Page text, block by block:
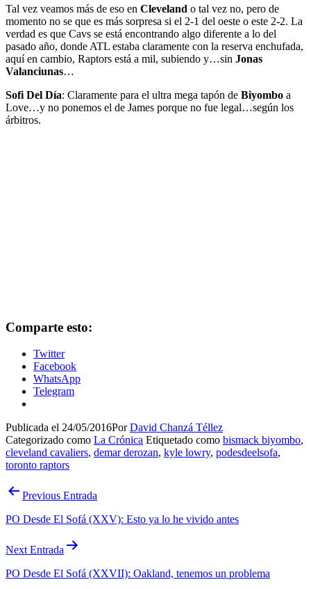
Tal vez veamos más de eso en Cleveland o tal vez no, pero de
momento no se que es más sorpresa si el 2-1 del oeste o este 2-2. La
verdad es que Cavs se está encontrando algo diferente a lo del
pasado año, donde ATL estaba claramente con la reserva enchufada,
aquí en cambio, Raptors está a mil, subiendo y…sin Jonas
Valanciunas…
Sofi Del Día: Claramente para el ultra mega tapón de Biyombo a
Love…y no ponemos el de James porque no fue legal…según los
árbitros.
Comparte esto:
Twitter
Facebook
WhatsApp
Telegram
Publicada el 24/05/2016PorDavid Chanzá Téllez
Categorizado como La Crónica Etiquetado como bismack biyombo,
cleveland cavaliers, demar derozan, kyle lowry, podesdeelsofa,
toronto raptors
Navegación
entradas
Previous Entrada
PO Desde El Sofá (XXV): Esto ya lo he vivido antes
Next Entrada
PO Desde El Sofá (XXVII): Oakland, tenemos un problema